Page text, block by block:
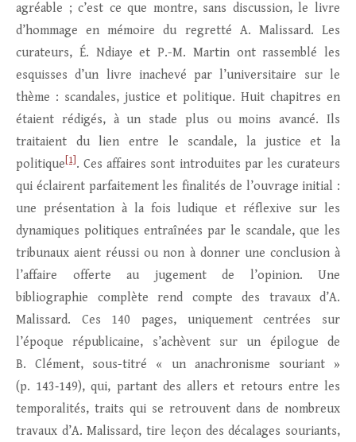
agréable ; c’est ce que montre, sans discussion, le livre
d’hommage en mémoire du regretté A. Malissard. Les
curateurs, É. Ndiaye et P.-M. Martin ont rassemblé les
esquisses d’un livre inachevé par l’universitaire sur le
thème : scandales, justice et politique. Huit chapitres en
étaient rédigés, à un stade plus ou moins avancé. Ils
traitaient du lien entre le scandale, la justice et la
politique [1] . Ces affaires sont introduites par les curateurs
qui éclairent parfaitement les finalités de l’ouvrage initial :
une présentation à la fois ludique et réflexive sur les
dynamiques politiques entraînées par le scandale, que les
tribunaux aient réussi ou non à donner une conclusion à
l’affaire offerte au jugement de l’opinion. Une
bibliographie complète rend compte des travaux d’A.
Malissard. Ces 140 pages, uniquement centrées sur
l’époque républicaine, s’achèvent sur un épilogue de
B. Clément, sous-titré « un anachronisme souriant »
(p. 143‑149), qui, partant des allers et retours entre les
temporalités, traits qui se retrouvent dans de nombreux
travaux d’A. Malissard, tire leçon des décalages souriants,